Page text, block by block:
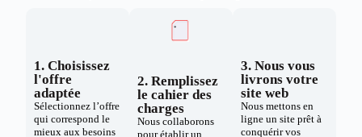
1. Choisissez
l'offre
adaptée
Sélectionnez l’offre
qui correspond le
mieux aux besoins
2. Remplissez
le cahier des
charges
Nous collaborons
pour établir un
3. Nous vous
livrons votre
site web
Nous mettons en
ligne un site prêt à
conquérir vos